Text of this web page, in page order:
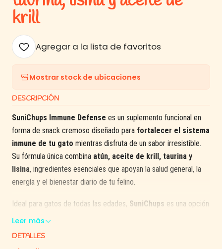
krill
Agregar a la lista de favoritos
Mostrar stock de ubicaciones
DESCRIPCIÓN
SuniChups Immune Defense es un suplemento funcional en
forma de snack cremoso diseñado para fortalecer el sistema
inmune de tu gato mientras disfruta de un sabor irresistible.
Su fórmula única combina atún, aceite de krill, taurina y
lisina, ingredientes esenciales que apoyan la salud general, la
energía y el bienestar diario de tu felino.
Ideal para gatos de todas las edades, SuniChups es una opción
saludable, natural y deliciosa que promueve la hidratación
Leer más
DETALLES